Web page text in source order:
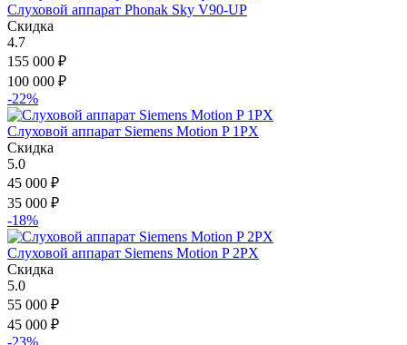
Слуховой аппарат Phonak Sky V90-UP
Скидка
4.7
155 000 ₽
100 000 ₽
-22%
Слуховой аппарат Siemens Motion P 1PX
Скидка
5.0
45 000 ₽
35 000 ₽
-18%
Слуховой аппарат Siemens Motion P 2PX
Скидка
5.0
55 000 ₽
45 000 ₽
-23%